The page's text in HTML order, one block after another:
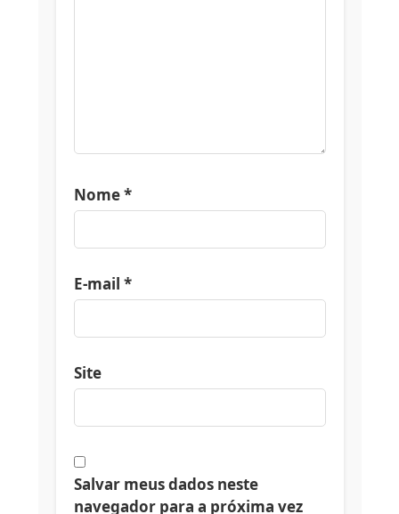
Nome*
E-mail *
Site
Salvar meus dados neste
navegador para a próxima vez